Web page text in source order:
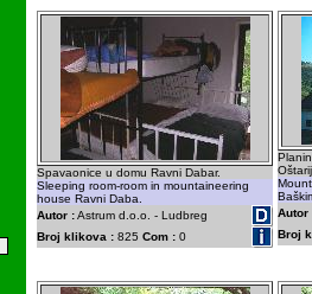
Spavaonice u domu Ravni Dabar.
Sleeping room-room in mountaineering
house Ravni Daba.
Autor :Astrum d.o.o. - Ludbreg
Broj klikova : 825 Com : 0
Autor
Broj